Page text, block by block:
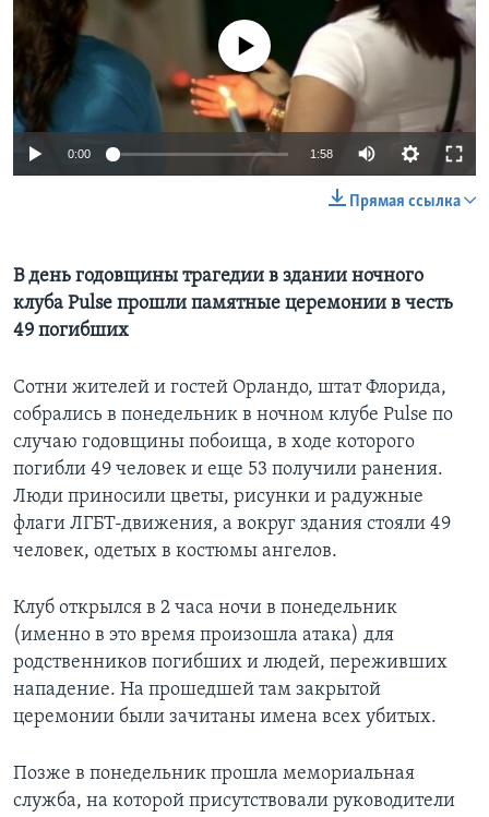
Learning English
СОЦИАЛЬНЫЕ СЕТИ
No media source currently available
0:00 1:58
Прямая ссылка
В день годовщины трагедии в здании ночного
клуба Pulse прошли памятные церемонии в честь
49 погибших
Сотни жителей и гостей Орландо, штат Флорида,
собрались в понедельник в ночном клубе Pulse по
случаю годовщины побоища, в ходе которого
погибли 49 человек и еще 53 получили ранения.
Люди приносили цветы, рисунки и радужные
флаги ЛГБТ-движения, а вокруг здания стояли 49
человек, одетых в костюмы ангелов.
Клуб открылся в 2 часа ночи в понедельник
(именно в это время произошла атака) для
родственников погибших и людей, переживших
нападение. На прошедшей там закрытой
церемонии были зачитаны имена всех убитых.
Позже в понедельник прошла мемориальная
служба, на которой присутствовали руководители